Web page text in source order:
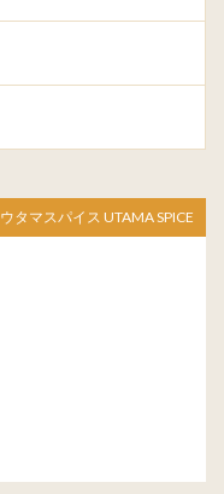
ウタマスパイス UTAMA SPICE